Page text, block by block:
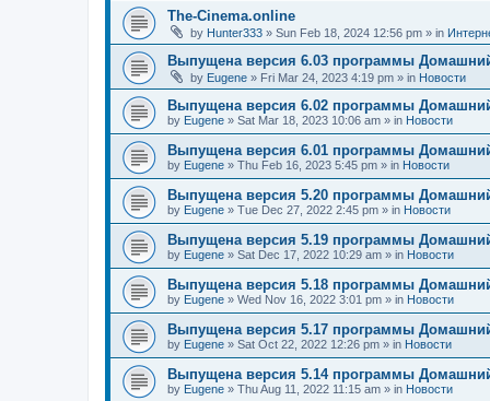
The-Cinema.online
by Hunter333 » Sun Feb 18, 2024 12:56 pm » in
Выпущена версия 6.03 программы
by Eugene » Fri Mar 24, 2023 4:19 pm » in Новости
Выпущена версия 6.02 программы
by Eugene » Sat Mar 18, 2023 10:06 am » in Новости
Выпущена версия 6.01 программы
by Eugene » Thu Feb 16, 2023 5:45 pm » in Новости
Выпущена версия 5.20 программы
by Eugene » Tue Dec 27, 2022 2:45 pm » in Новости
Выпущена версия 5.19 программы
by Eugene » Sat Dec 17, 2022 10:29 am » in Новости
Выпущена версия 5.18 программы
by Eugene » Wed Nov 16, 2022 3:01 pm » in Новости
Выпущена версия 5.17 программы
by Eugene » Sat Oct 22, 2022 12:26 pm » in Новости
Выпущена версия 5.14 программы
by Eugene » Thu Aug 11, 2022 11:15 am » in Новости